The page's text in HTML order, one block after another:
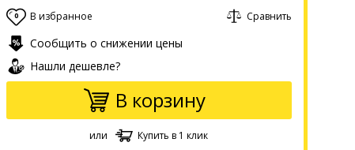
0 В избранное Сравнить
Сообщить о снижении цены
Нашли дешевле?
В корзину
или Купить в 1 клик